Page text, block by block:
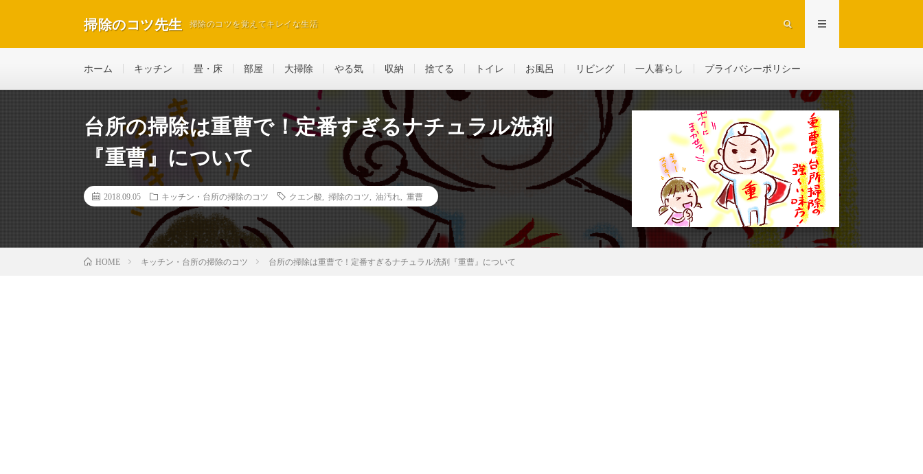
掃除のコツ先生 掃除のコツを覚えてキレイな生活
ホーム キッチン 畳・床 部屋 大掃除 やる気 収納 捨てる トイレ お風呂 リビング 一人暮らし プライバシーポリシー
台所の掃除は重曹で！定番すぎるナチュラル洗剤
『重曹』について
2018.09.05 キッチン・台所の掃除のコツ クエン酸 掃除のコツ 油汚れ 重曹
HOME キッチン・台所の掃除のコツ 台所の掃除は重曹で！定番すぎるナチュラル洗剤『重曹』について